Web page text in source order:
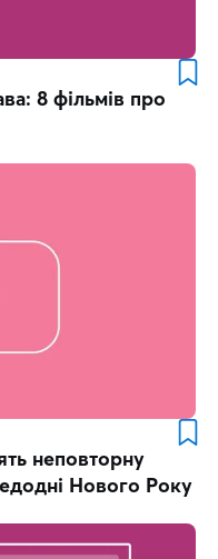
8 фільмів про
неповторну
Нового Року